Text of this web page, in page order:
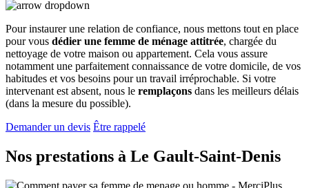
Pour instaurer une relation de confiance, nous mettons tout en place
pour vous dédier une femme de ménage attitrée, chargée du
nettoyage de votre maison ou appartement. Cela vous assure
notamment une parfaitement connaissance de votre domicile, de vos
habitudes et vos besoins pour un travail irréprochable. Si votre
intervenant est absent, nous le remplaçons dans les meilleurs délais
(dans la mesure du possible).
Demander un devis Être rappelé
Nos prestations à Le Gault-Saint-Denis